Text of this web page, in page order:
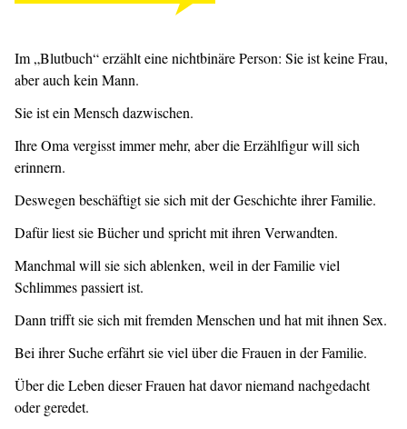
Im „Blutbuch“ erzählt eine nichtbinäre Person: Sie ist keine Frau,
aber auch kein Mann.
Sie ist ein Mensch dazwischen.
Ihre Oma vergisst immer mehr, aber die Erzählfigur will sich
erinnern.
Deswegen beschäftigt sie sich mit der Geschichte ihrer Familie.
Dafür liest sie Bücher und spricht mit ihren Verwandten.
Manchmal will sie sich ablenken, weil in der Familie viel
Schlimmes passiert ist.
Dann trifft sie sich mit fremden Menschen und hat mit ihnen Sex.
Bei ihrer Suche erfährt sie viel über die Frauen in der Familie.
Über die Leben dieser Frauen hat davor niemand nachgedacht
oder geredet.